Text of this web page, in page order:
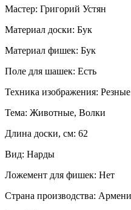
Мастер: Григорий Устян
Материал доски: Бук
Материал фишек: Бук
Поле для шашек: Есть
Техника изображения: Резные
Тема: Животные, Волки
Длина доски, см: 62
Вид: Нарды
Ложемент для фишек: Нет
Страна производства: